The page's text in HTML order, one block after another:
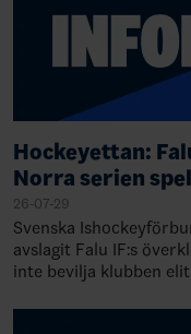
Hockeyettan:
Norra serien
26-07-29
Svenska
avslagit Falu IF:s
inte bevilja klubben